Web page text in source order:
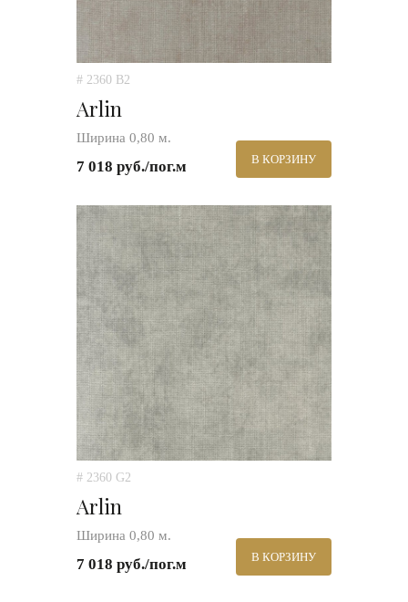
# 2360 B2
Arlin
Ширина 0,80 м.
7 018 руб./пог.м В КОРЗИНУ
# 2360 G2
Arlin
Ширина 0,80 м.
7 018 руб./пог.м В КОРЗИНУ